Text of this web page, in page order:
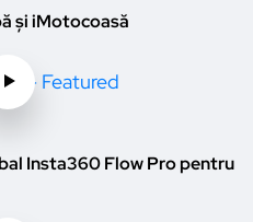
și iMotocoasă
Insta360 Flow Pro pentru